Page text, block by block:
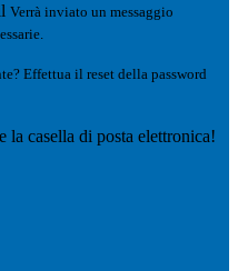
Verrà inviato un messaggio
Effettua il reset della password
casella di posta elettronica!